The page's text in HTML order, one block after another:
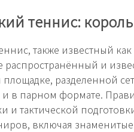
теннис:
также известный
распространённый и
разделенной
в парном формате.
и тактической
включая